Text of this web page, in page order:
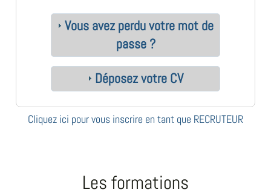
Vous avez perdu votre mot de
passe ?
Déposez votre CV
Cliquez ici pour vous inscrire en tant que RECRUTEUR
Les formations